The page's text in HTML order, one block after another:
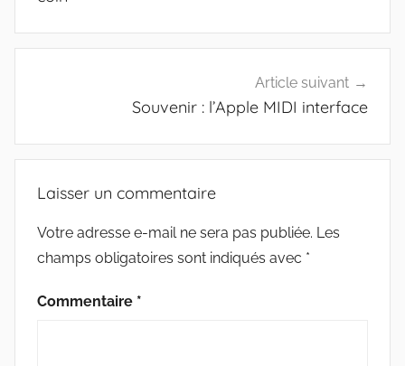
Article suivant
Souvenir : l’Apple MIDI interface
Laisser un commentaire
Votre adresse e-mail ne sera pas publiée. Les
champs obligatoires sont indiqués avec *
Commentaire *